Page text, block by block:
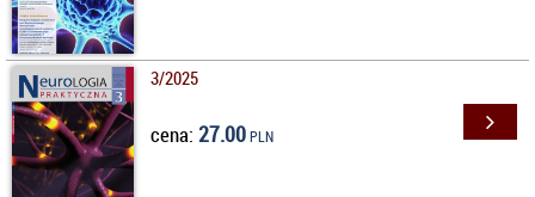
3/2025
cena: 27.00PLN